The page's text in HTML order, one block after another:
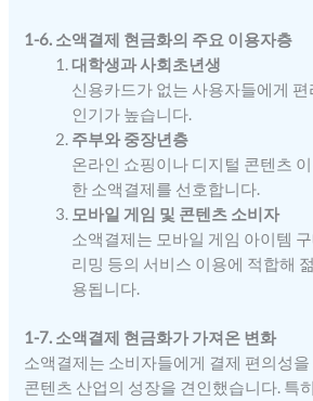
1-6. 소액결제 현금화의 주요 이용자층
대학생과 사회초년생
신용카드가 없는 사용자들에게
인기가 높습니다.
주부와 중장년층
온라인 쇼핑이나 디지털 콘텐츠
한 소액결제를 선호합니다.
모바일 게임 및 콘텐츠 소비자
소액결제는 모바일 게임 아이템
리밍 등의 서비스 이용에 적합해
용됩니다.
1-7. 소액결제 현금화가 가져온 변화
소액결제는 소비자들에게 결제 편의성
콘텐츠 산업의 성장을 견인했습니다. 특